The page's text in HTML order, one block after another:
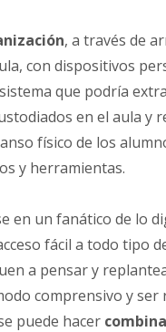
, a través de
con dispositivos
que podría
en el aula y
físico de los
y herramientas.
en un fanático de lo
fácil a todo tipo
a pensar y
comprensivo y
puede hacer